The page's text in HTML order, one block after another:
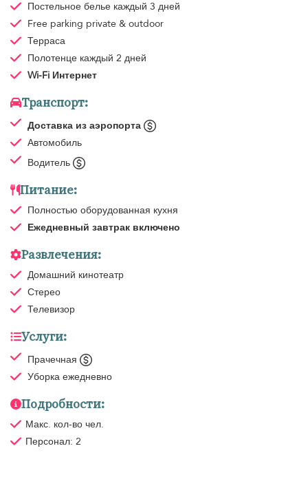
Постельное белье каждый 3 дней
Free parking private & outdoor
Терраса
Полотенце каждый 2 дней
Wi-Fi Интернет
Транспорт:
Доставка из аэропорта
Автомобиль
Водитель
Питание:
Полностью оборудованная кухня
Ежедневный завтрак включено
Развлечения:
Домашний кинотеатр
Стерео
Телевизор
Услуги:
Прачечная
Уборка ежедневно
Подробности:
Макс. кол-во чел.
Персонал: 2